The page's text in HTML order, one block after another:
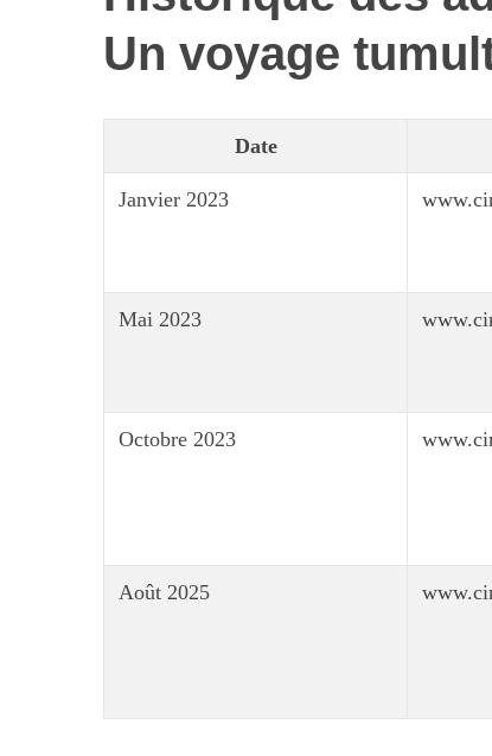
Un voyage
Date
Janvier 2023
Mai 2023
Octobre 2023
Août 2025